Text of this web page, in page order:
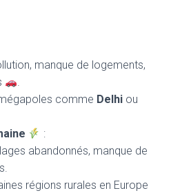
manque de logements,
.
comme Delhi ou
:
abandonnés, manque de
régions rurales en Europe